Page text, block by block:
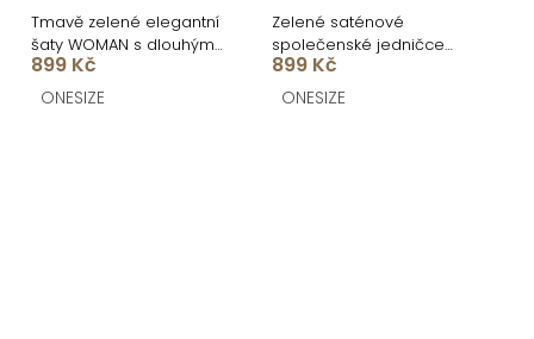
Tmavě zelené elegantní
šaty WOMAN s dlouhým
rukávem
899 Kč
ONESIZE
Zelené saténové
společenské jedničce
šaty EZMIRA
899 Kč
ONESIZE